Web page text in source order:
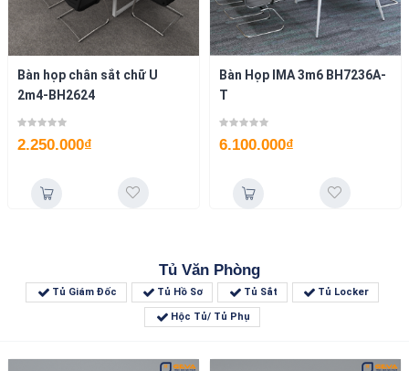
Bàn họp chân sắt chữ U
2m4-BH2624
2.250.000₫
Bàn Họp IMA 3m6 BH7236A-
T
6.100.000₫
Tủ Văn Phòng
Tủ Giám Đốc Tủ Hồ Sơ Tủ Sắt Tủ Locker
Hộc Tủ/ Tủ Phụ